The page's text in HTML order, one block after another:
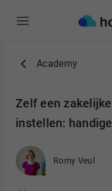
Academy
Zelf een
instellen:
Romy Veul